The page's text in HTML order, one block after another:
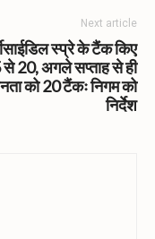
Next article
स्प्रे के टैंक किए
से 20, अगले सप्ताह से ही
को 20 टैंकः निगम को
निर्देश